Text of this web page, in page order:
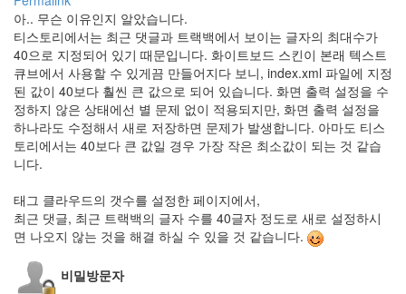
아.. 무슨 이유인지 알았습니다.
티스토리에서는 최근 댓글과 트랙백에서 보이는 글자의 최대수가
40으로 지정되어 있기 때문입니다. 화이트보드 스킨이 본래 텍스트
큐브에서 사용할 수 있게끔 만들어지다 보니, index.xml 파일에 지정
된 값이 40보다 훨씬 큰 값으로 되어 있습니다. 화면 출력 설정을 수
정하지 않은 상태에선 별 문제 없이 적용되지만, 화면 출력 설정을
하나라도 수정해서 새로 저장하면 문제가 발생합니다. 아마도 티스
토리에서는 40보다 큰 값일 경우 가장 작은 최소값이 되는 것 같습
니다.
태그 클라우드의 갯수를 설정한 페이지에서,
최근 댓글, 최근 트랙백의 글자 수를 40글자 정도로 새로 설정하시
면 나오지 않는 것을 해결 하실 수 있을 것 같습니다.
비밀방문자
스
팸
Wilson
멋
진
로
년
계
김
하
늘